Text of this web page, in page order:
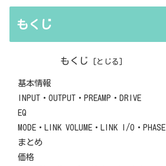
もくじ
もくじ
基本情報
INPUT・OUTPUT・PREAMP・DRIVE
EQ
MODE・LINK VOLUME・LINK I/O・PHASE
まとめ
価格